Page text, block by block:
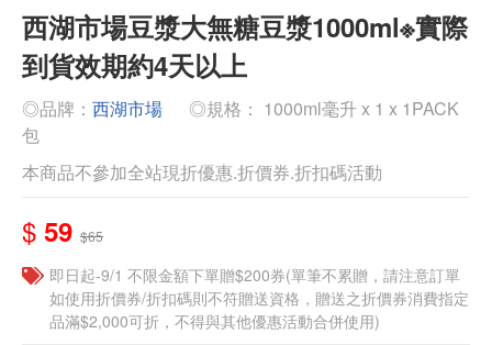
西湖市場豆漿大無糖豆漿1000ml※實際
到貨效期約4天以上
◎品牌： 西湖市場
◎規格： 1000ml毫升 x 1 x 1PACK
包
本商品不參加全站現折優惠.折價券.折扣碼活動
$ 59 $65
即日起-9/1 不限金額下單贈$200券(單筆不累贈，請注意訂單
如使用折價券/折扣碼則不符贈送資格，贈送之折價券消費指定
品滿$2,000可折，不得與其他優惠活動合併使用)